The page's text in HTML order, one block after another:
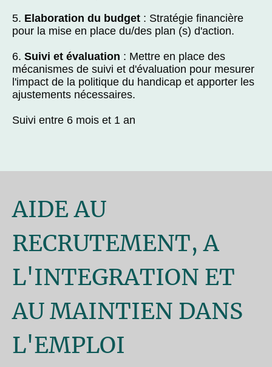
5. Elaboration du budget : Stratégie financière
pour la mise en place du/des plan (s) d'action.
6. Suivi et évaluation : Mettre en place des
mécanismes de suivi et d'évaluation pour mesurer
l'impact de la politique du handicap et apporter les
ajustements nécessaires.
Suivi entre 6 mois et 1 an
AIDE AU
RECRUTEMENT, A
L'INTEGRATION ET
AU MAINTIEN DANS
L'EMPLOI